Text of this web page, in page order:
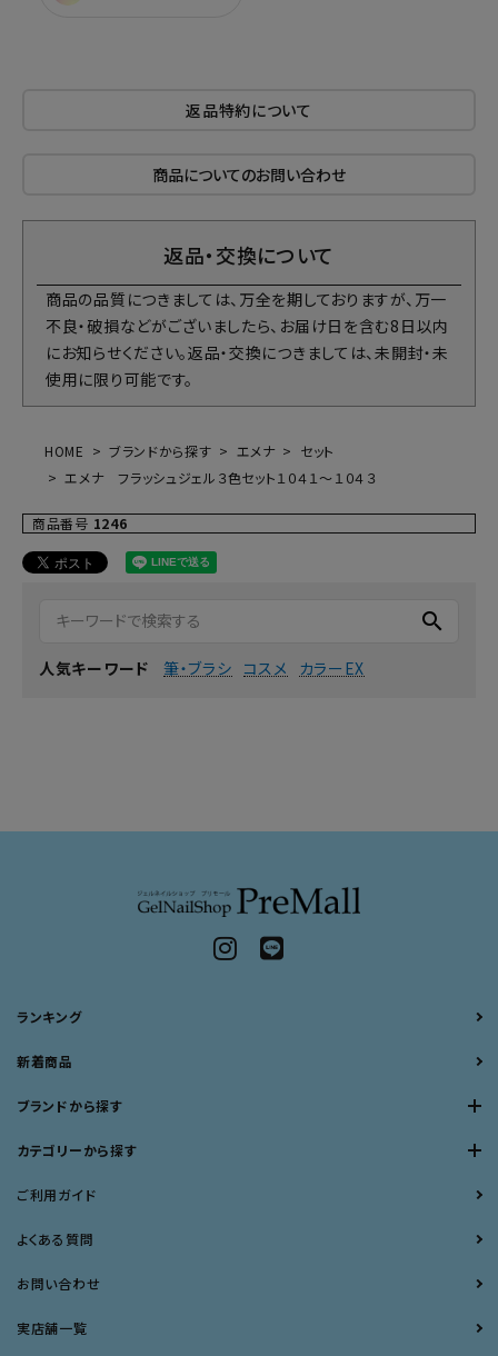
返品特約について
商品についてのお問い合わせ
返品・交換について
商品の品質につきましては、万全を期しておりますが、万一
不良・破損などがございましたら、お届け日を含む8日以内
にお知らせください。返品・交換につきましては、未開封・未
使用に限り可能です。
HOME ブランドから探す エメナ
セット
エメナ フラッシュジェル３色セット１０４１～１０４３
商品番号 1246
search
人気キーワード 筆・ブラシ コスメ カラーEX
ランキング
新着商品
ブランドから探す
カテゴリーから探す
ご利用ガイド
よくある質問
お問い合わせ
実店舗一覧